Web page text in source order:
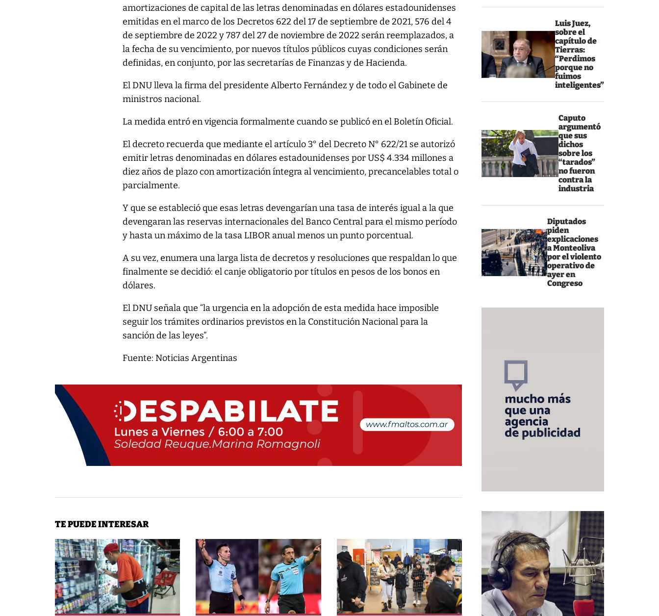
Luis Juez,
sobre el
capítulo de
Tierras:
“Perdimos
porque no
fuimos
inteligentes”
Caputo
argumentó
que sus
dichos
sobre los
“tarados”
no fueron
contra la
industria
Diputados
piden
explicaciones
a Monteoliva
por el violento
operativo de
ayer en
Congreso
amortizaciones de capital de las letras denominadas en dólares estadounidenses
emitidas en el marco de los Decretos 622 del 17 de septiembre de 2021, 576 del 4
de septiembre de 2022 y 787 del 27 de noviembre de 2022 serán reemplazados, a
la fecha de su vencimiento, por nuevos títulos públicos cuyas condiciones serán
definidas, en conjunto, por las secretarías de Finanzas y de Hacienda.
El DNU lleva la firma del presidente Alberto Fernández y de todo el Gabinete de
ministros nacional.
La medida entró en vigencia formalmente cuando se publicó en el Boletín Oficial.
El decreto recuerda que mediante el artículo 3° del Decreto N° 622/21 se autorizó
emitir letras denominadas en dólares estadounidenses por US$ 4.334 millones a
diez años de plazo con amortización íntegra al vencimiento, precancelables total o
parcialmente.
Y que se estableció que esas letras devengarían una tasa de interés igual a la que
devengaran las reservas internacionales del Banco Central para el mismo período
y hasta un máximo de la tasa LIBOR anual menos un punto porcentual.
A su vez, enumera una larga lista de decretos y resoluciones que respaldan lo que
finalmente se decidió: el canje obligatorio por títulos en pesos de los bonos en
dólares.
El DNU señala que “la urgencia en la adopción de esta medida hace imposible
seguir los trámites ordinarios previstos en la Constitución Nacional para la
sanción de las leyes”.
Fuente: Noticias Argentinas
TE PUEDE INTERESAR